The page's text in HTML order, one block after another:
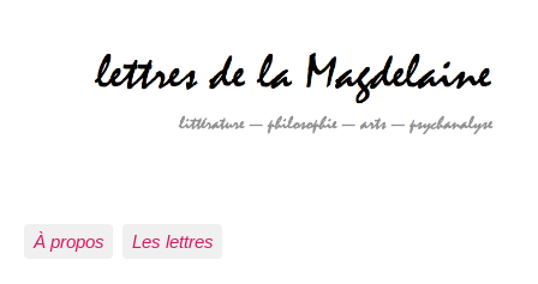
À propos Les lettres